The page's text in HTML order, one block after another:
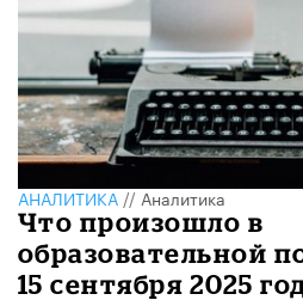
АНАЛИТИКА//Аналитика
Что произошло в
образовательной
15 сентября 2025